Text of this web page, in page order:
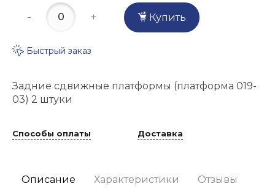
- + Купить
Быстрый заказ
Задние сдвижные платформы (платформа 019-
03) 2 штуки
Способы оплаты Доставка
Описание Характеристики Отзывы